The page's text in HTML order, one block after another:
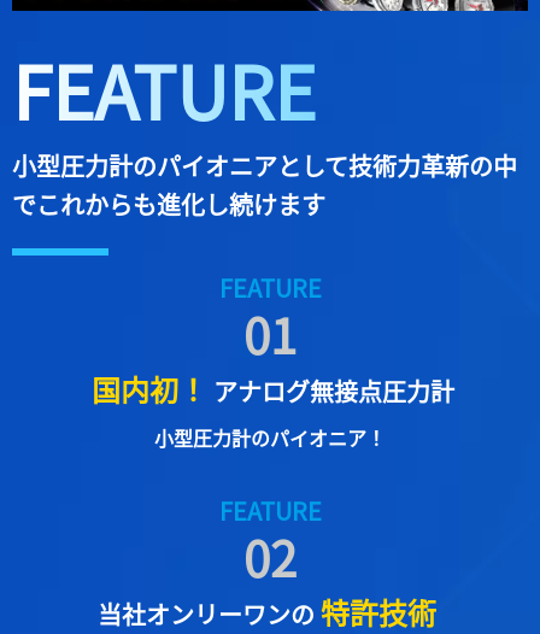
FEATURE
小型圧力計のパイオニアとして技術力革新の中
でこれからも進化し続けます
FEATURE
01
国内初！ アナログ無接点圧力計
小型圧力計のパイオニア！
FEATURE
02
当社オンリーワンの 特許技術